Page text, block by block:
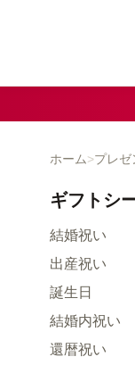
ホーム>プレゼ
ギフトシ
結婚祝い
出産祝い
誕生日
結婚内祝い
還暦祝い